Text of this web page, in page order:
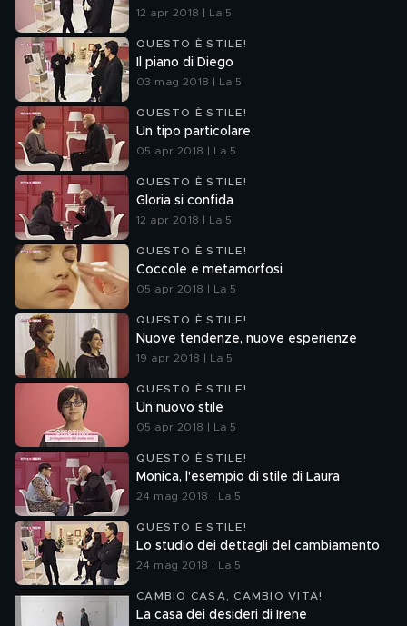
12 apr 2018 | La 5
QUESTO È STILE!
Il piano di Diego
03 mag 2018 | La 5
QUESTO È STILE!
Un tipo particolare
05 apr 2018 | La 5
QUESTO È STILE!
Gloria si confida
12 apr 2018 | La 5
QUESTO È STILE!
Coccole e metamorfosi
05 apr 2018 | La 5
QUESTO È STILE!
Nuove tendenze, nuove esperienze
19 apr 2018 | La 5
QUESTO È STILE!
Un nuovo stile
05 apr 2018 | La 5
QUESTO È STILE!
Monica, l'esempio di stile di Laura
24 mag 2018 | La 5
QUESTO È STILE!
Lo studio dei dettagli del cambiamento
24 mag 2018 | La 5
CAMBIO CASA, CAMBIO VITA!
La casa dei desideri di Irene